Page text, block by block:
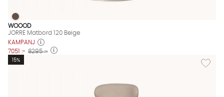
JORRE Matbord 120 Beige Finns även i dessa färger:
JORRE Matbord 120 Beige
WOOOD
JORRE Matbord 120 Beige
KAMPANJ
7051 :- 8295 :-
Lägg
15%